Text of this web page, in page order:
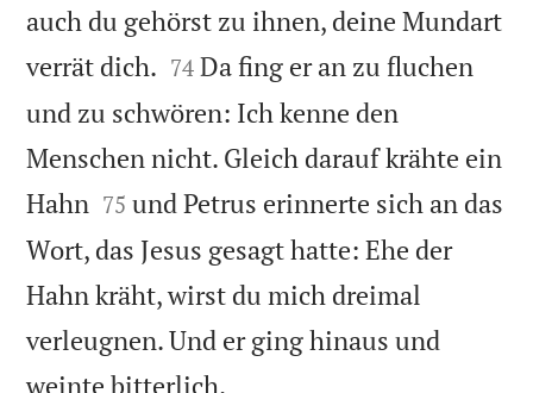
auch du gehörst zu ihnen, deine Mundart
verrät dich. 

74 Da fing er an zu fluchen
und zu schwören: Ich kenne den
Menschen nicht. Gleich darauf krähte ein
Hahn 

75 und Petrus erinnerte sich an das
Wort, das Jesus gesagt hatte: Ehe der
Hahn kräht, wirst du mich dreimal
verleugnen. Und er ging hinaus und
weinte bitterlich.